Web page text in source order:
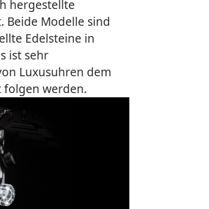
hergestellte
Beide Modelle sind
Edelsteine in
ist sehr
Luxusuhren dem
folgen werden.